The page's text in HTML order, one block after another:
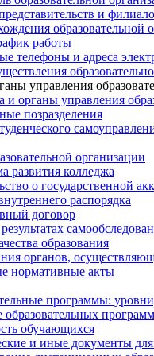
и
образовательной
работы
телефоны и адреса
управления
и органы управления
позразделения
организации
развития колледжа
о государственной
распорядка
договор
образования
органов,
нормативные акты
программы:
программ
обучающихся
и иные документы для